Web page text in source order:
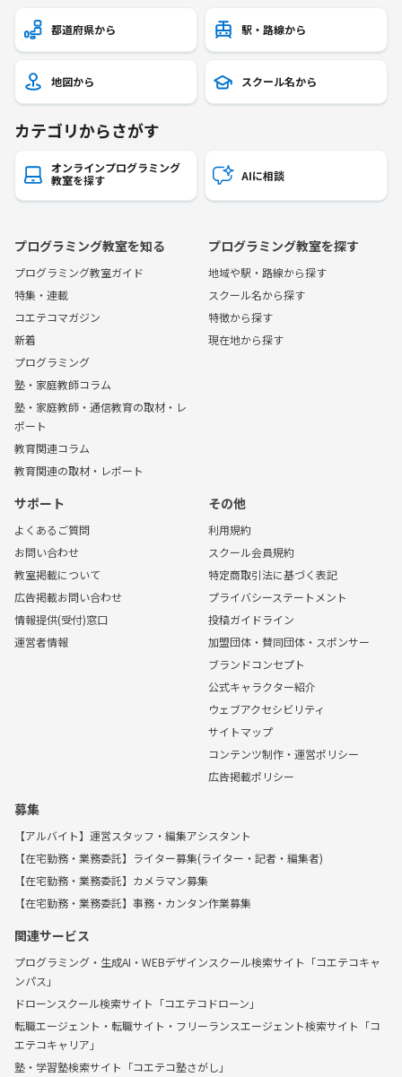
都道府県から 駅・路線から
地図から スクール名から
カテゴリからさがす
オンラインプログラミング
教室を探す
AIに相談
プログラミング教室を知る
プログラミング教室ガイド
特集・連載
コエテコマガジン
新着
プログラミング
塾・家庭教師コラム
塾・家庭教師・通信教育の取材・レ
ポート
教育関連コラム
教育関連の取材・レポート
プログラミング教室を探す
地域や駅・路線から探す
スクール名から探す
特徴から探す
現在地から探す
サポート
よくあるご質問
お問い合わせ
教室掲載について
広告掲載お問い合わせ
情報提供(受付)窓口
運営者情報
その他
利用規約
スクール会員規約
特定商取引法に基づく表記
プライバシーステートメント
投稿ガイドライン
加盟団体・賛同団体・スポンサー
ブランドコンセプト
公式キャラクター紹介
ウェブアクセシビリティ
サイトマップ
コンテンツ制作・運営ポリシー
広告掲載ポリシー
募集
【アルバイト】運営スタッフ・編集アシスタント
【在宅勤務・業務委託】ライター募集(ライター・記者・編集者)
【在宅勤務・業務委託】カメラマン募集
【在宅勤務・業務委託】事務・カンタン作業募集
関連サービス
プログラミング・生成AI・WEBデザインスクール検索サイト「コエテコキャ
ンパス」
ドローンスクール検索サイト「コエテコドローン」
転職エージェント・転職サイト・フリーランスエージェント検索サイト「コ
エテコキャリア」
塾・学習塾検索サイト「コエテコ塾さがし」